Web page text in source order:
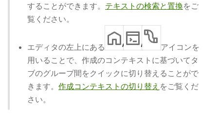
することができます。 テキストの検索と置換をご
覧ください。
エディタの左上にある
アイコンを
用いることで、作成のコンテキストに基づいてタ
ブのグループ間をクイックに切り替えることがで
きます。 作成コンテキストの切り替え をご覧くだ
さい。